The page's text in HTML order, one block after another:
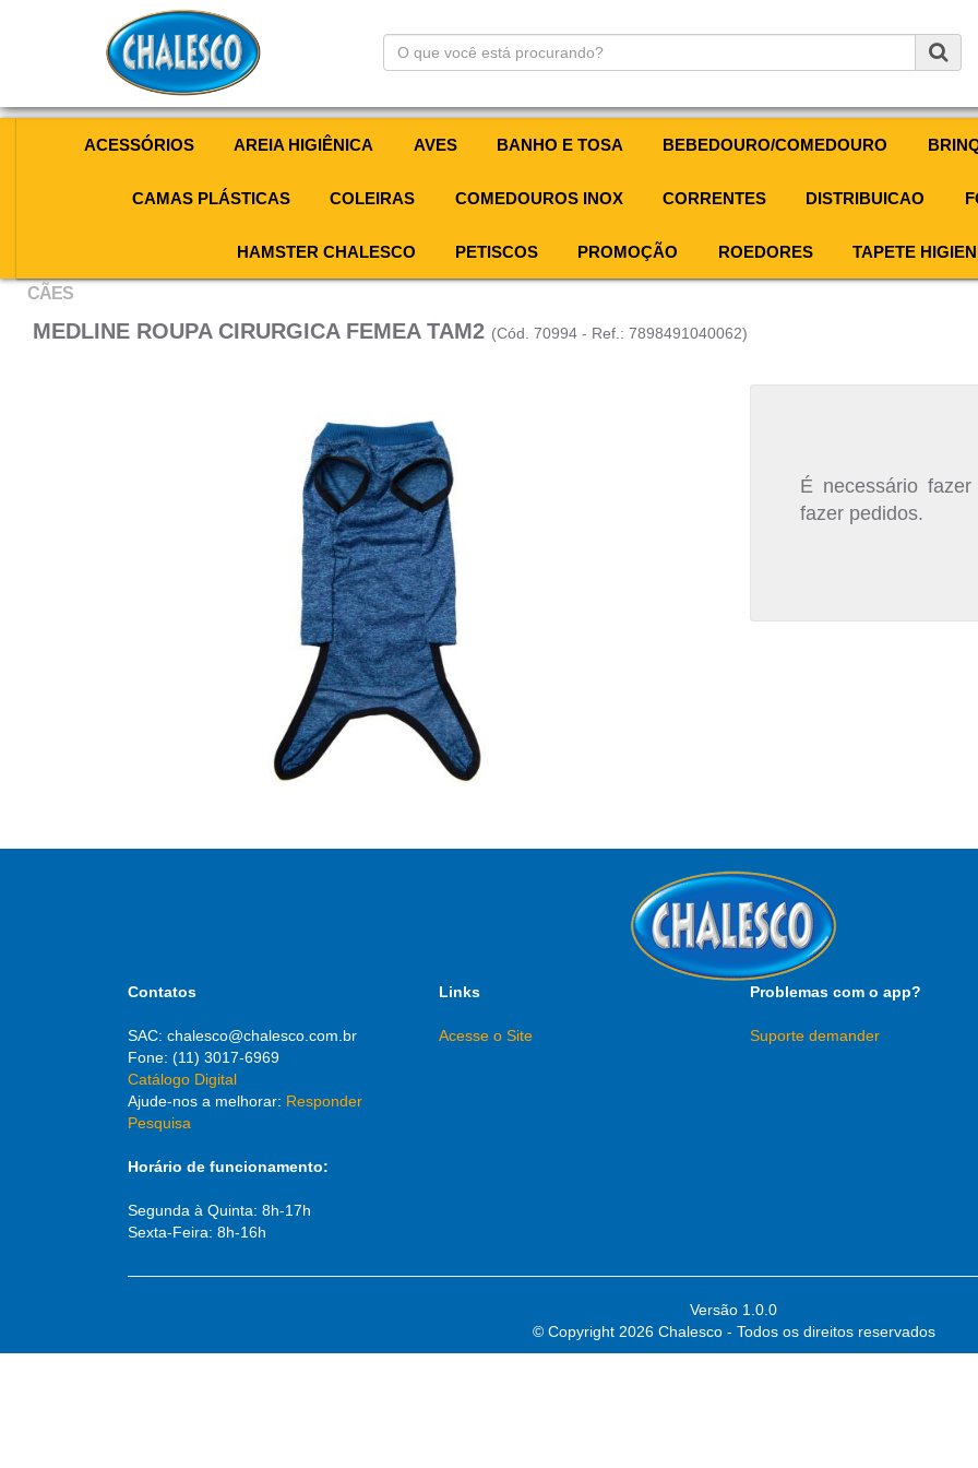
que
está
ACESSÓRIOS AREIA HIGIÊNICA AVES BANHO E TOSA BEBEDOURO/COMEDOURO
CAMAS PLÁSTICAS COLEIRAS COMEDOUROS INOX CORRENTES DISTRIBUICAO
HAMSTER CHALESCO PETISCOS PROMOÇÃO ROEDORES TAPETE
CÃES
MEDLINE ROUPA CIRURGICA FEMEA TAM2 (Cód. 70994 - Ref.: 7898491040062)
É necessário
fazer pedidos.
Contatos
SAC: chalesco@chalesco.com.br
Fone: (11) 3017-6969
Catálogo Digital
Ajude-nos a melhorar: Responder
Pesquisa
Horário de funcionamento:
Segunda à Quinta: 8h-17h
Sexta-Feira: 8h-16h
Links
Acesse o Site
Problemas com o app?
Suporte demander
Versão 1.0.0
© Copyright 2026 Chalesco - Todos os direitos reservados